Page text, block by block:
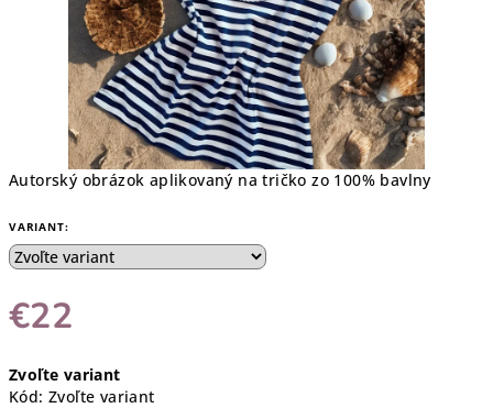
Autorský obrázok aplikovaný na tričko zo 100% bavlny
VARIANT:
€22
cena:
Zvoľte variant
Kód: Zvoľte variant